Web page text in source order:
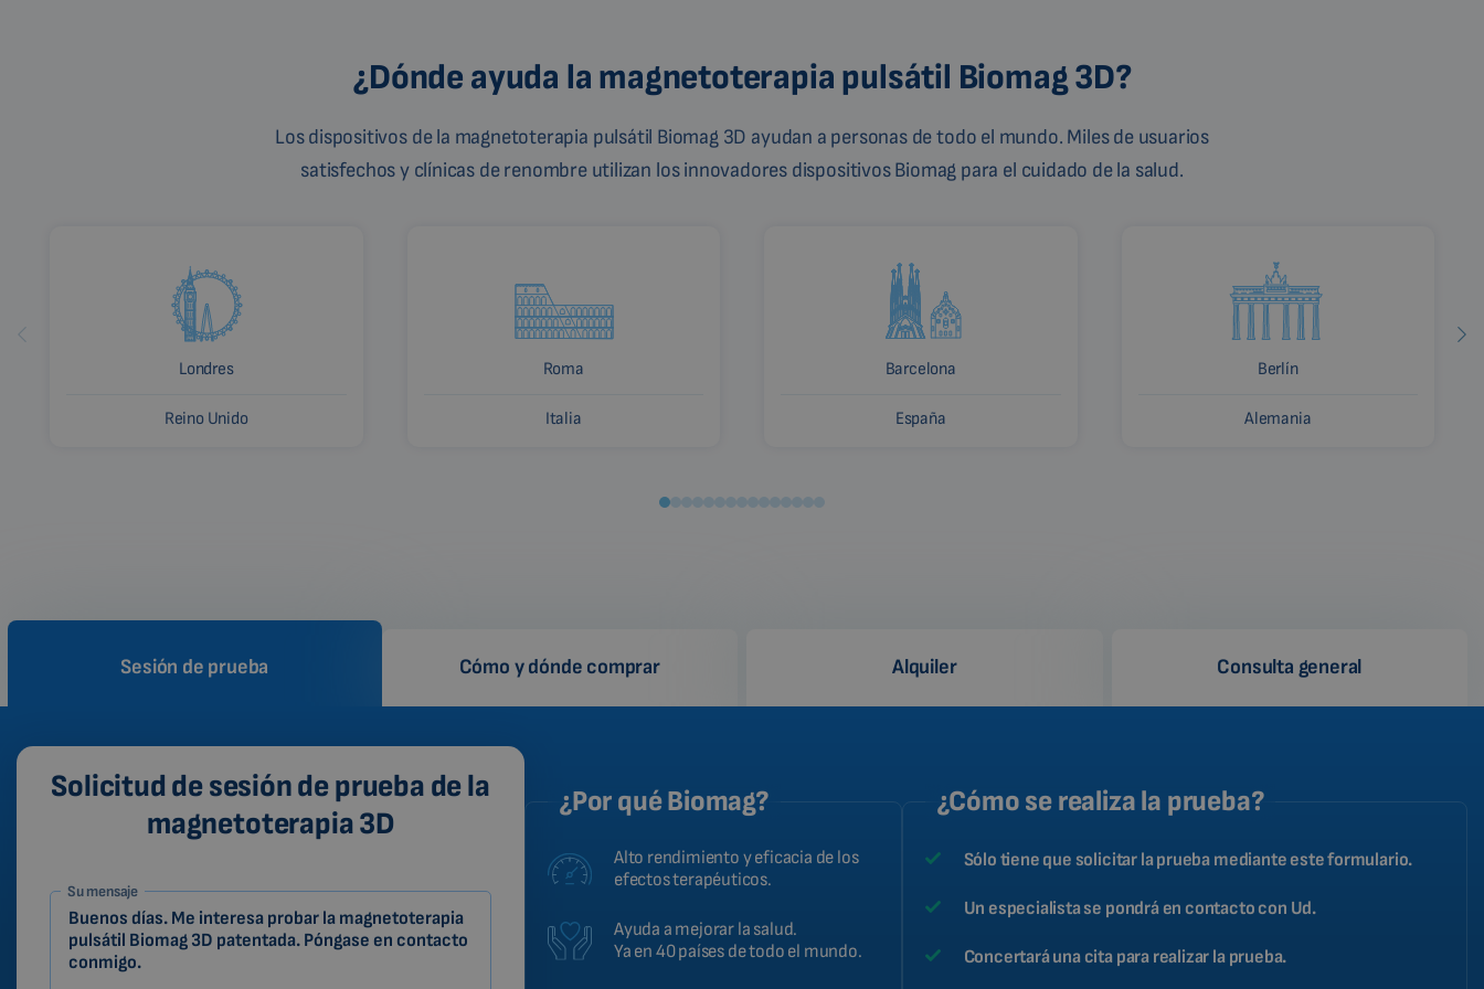
¿Dónde ayuda la magnetoterapia pulsátil Biomag 3D?
Los dispositivos de la magnetoterapia pulsátil Biomag 3D ayudan a personas de todo el mundo. Miles de usuarios
satisfechos y clínicas de renombre utilizan los innovadores dispositivos Biomag para el cuidado de la salud.
Londres
Reino Unido
Roma
Italia
Barcelona
España
Berlín
Alemania
Sesión de prueba Cómo y dónde comprar Alquiler Consulta general
Solicitud de sesión de prueba de la
magnetoterapia 3D
1-
ES
Zákazník
Su mensaje
¿Por qué Biomag?
Alto rendimiento y eficacia de los
efectos terapéuticos.
Ayuda a mejorar la salud.
Ya en 40 países de todo el mundo.
¿Cómo se realiza la prueba?
Sólo tiene que solicitar la prueba mediante este formulario.
Un especialista se pondrá en contacto con Ud.
Concertará una cita para realizar la prueba.